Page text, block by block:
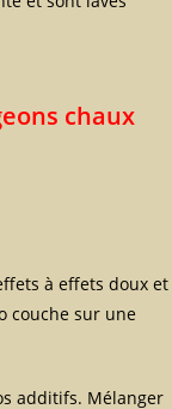
chaux
à effets doux et
couche sur une
additifs. Mélanger